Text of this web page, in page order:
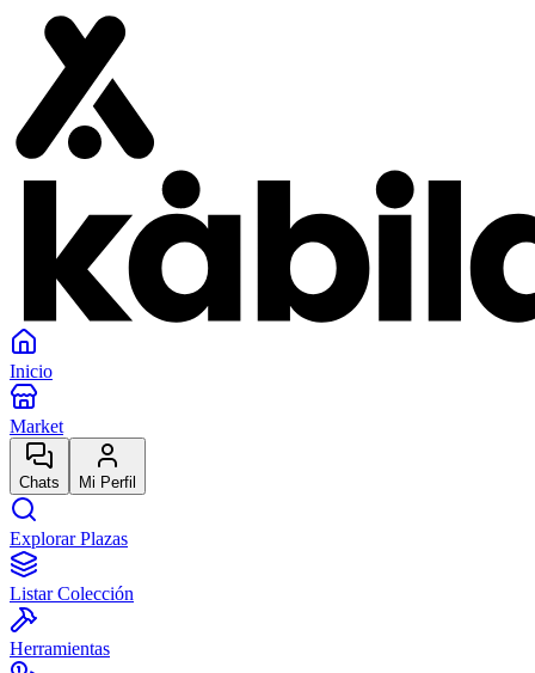
Inicio
Market
Chats Mi Perfil
Explorar Plazas
Listar Colección
Herramientas